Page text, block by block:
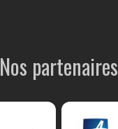
Nos partenaires